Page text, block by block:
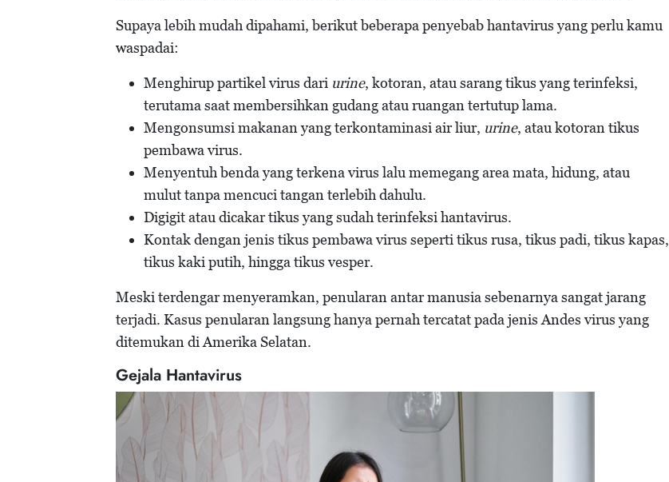
Supaya lebih mudah dipahami, berikut beberapa penyebab hantavirus yang perlu kamu
waspadai:
Menghirup partikel virus dari urine, kotoran, atau sarang tikus yang terinfeksi,
terutama saat membersihkan gudang atau ruangan tertutup lama.
Mengonsumsi makanan yang terkontaminasi air liur, urine, atau kotoran tikus
pembawa virus.
Menyentuh benda yang terkena virus lalu memegang area mata, hidung, atau
mulut tanpa mencuci tangan terlebih dahulu.
Digigit atau dicakar tikus yang sudah terinfeksi hantavirus.
Kontak dengan jenis tikus pembawa virus seperti tikus rusa, tikus padi, tikus kapas,
tikus kaki putih, hingga tikus vesper.
Meski terdengar menyeramkan, penularan antar manusia sebenarnya sangat jarang
terjadi. Kasus penularan langsung hanya pernah tercatat pada jenis Andes virus yang
ditemukan di Amerika Selatan.
Gejala Hantavirus